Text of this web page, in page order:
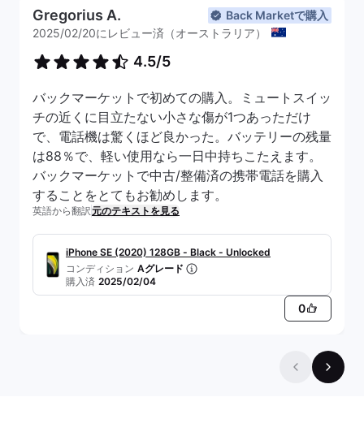
Gregorius A.
Back Marketで購入
2025/02/20にレビュー済（オーストラリア）
4.5/5
バックマーケットで初めての購入。ミュートスイッ
チの近くに目立たない小さな傷が1つあっただけ
で、電話機は驚くほど良かった。バッテリーの残量
は88％で、軽い使用なら一日中持ちこたえます。
バックマーケットで中古/整備済の携帯電話を購入
することをとてもお勧めします。
英語から翻訳元のテキストを見る
iPhone SE (2020) 128GB - Black - Unlocked
コンディション Aグレード
購入済 2025/02/04
0